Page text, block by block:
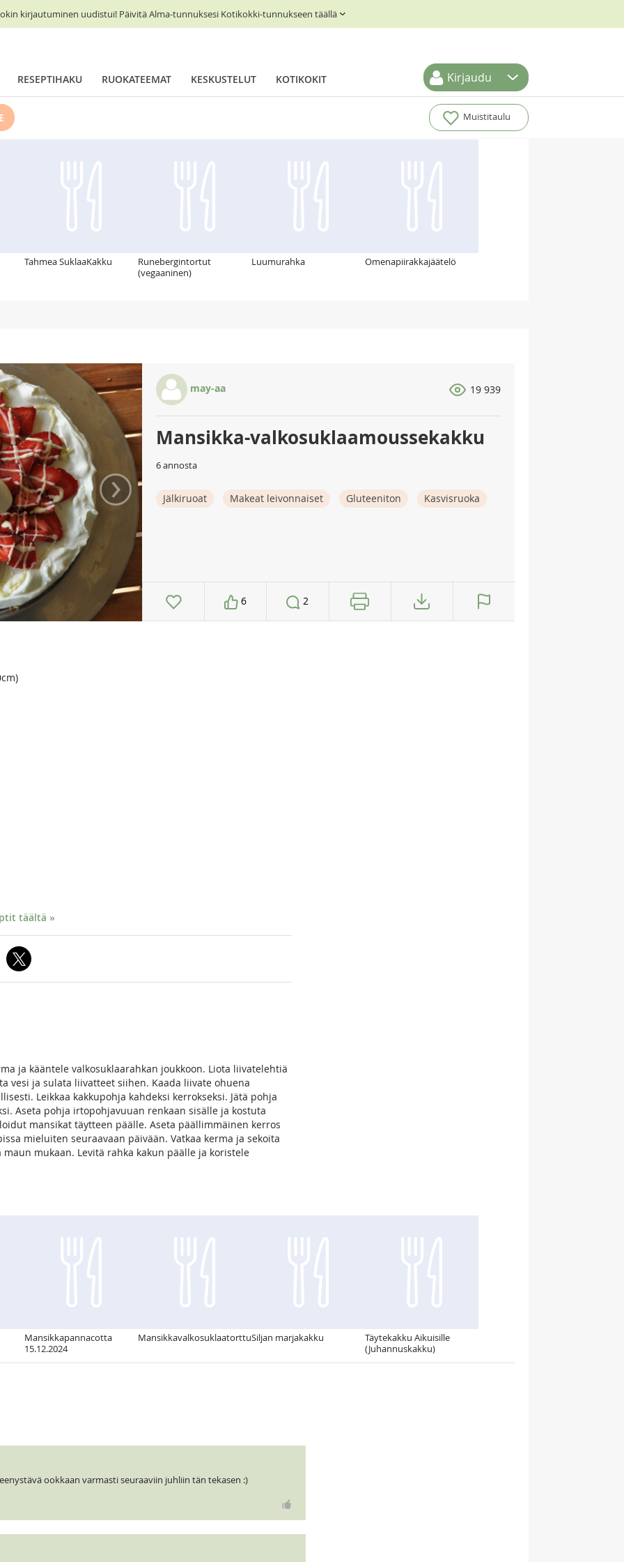
kirjautuminen uudistui! Päivitä Alma-tunnuksesi Kotikokki-tunnukseen täällä
RESEPTIHAKU RUOKATEEMAT KESKUSTELUT KOTIKOKIT Kirjaudu
Muistitaulu
Tahmea SuklaaKakku
Runebergintortut
(vegaaninen)
Luumurahka Omenapiirakkajäätelö
›
may-aa 19 939
Mansikka-valkosuklaamoussekakku
6 annosta
Jälkiruoat Makeat leivonnaiset Gluteeniton Kasvisruoka
6 2
täältä »
ja kääntele valkosuklaarahkan joukkoon. Liota liivatelehtiä
vesi ja sulata liivatteet siihen. Kaada liivate ohuena
Leikkaa kakkupohja kahdeksi kerrokseksi. Jätä pohja
Aseta pohja irtopohjavuuan renkaan sisälle ja kostuta
mansikat täytteen päälle. Aseta päällimmäinen kerros
mieluiten seuraavaan päivään. Vatkaa kerma ja sekoita
mukaan. Levitä rahka kakun päälle ja koristele
Mansikkapannacotta
15.12.2024
MansikkavalkosuklaatorttuSiljan marjakakku
Täytekakku Aikuisille
(Juhannuskakku)
ookkaan varmasti seuraaviin juhliin tän tekasen :)